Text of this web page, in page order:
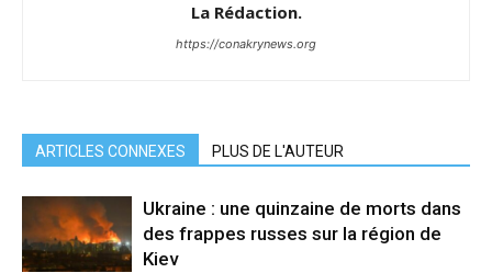
La Rédaction.
https://conakrynews.org
ARTICLES CONNEXES PLUS DE L'AUTEUR
Ukraine : une quinzaine de morts dans
des frappes russes sur la région de
Kiev